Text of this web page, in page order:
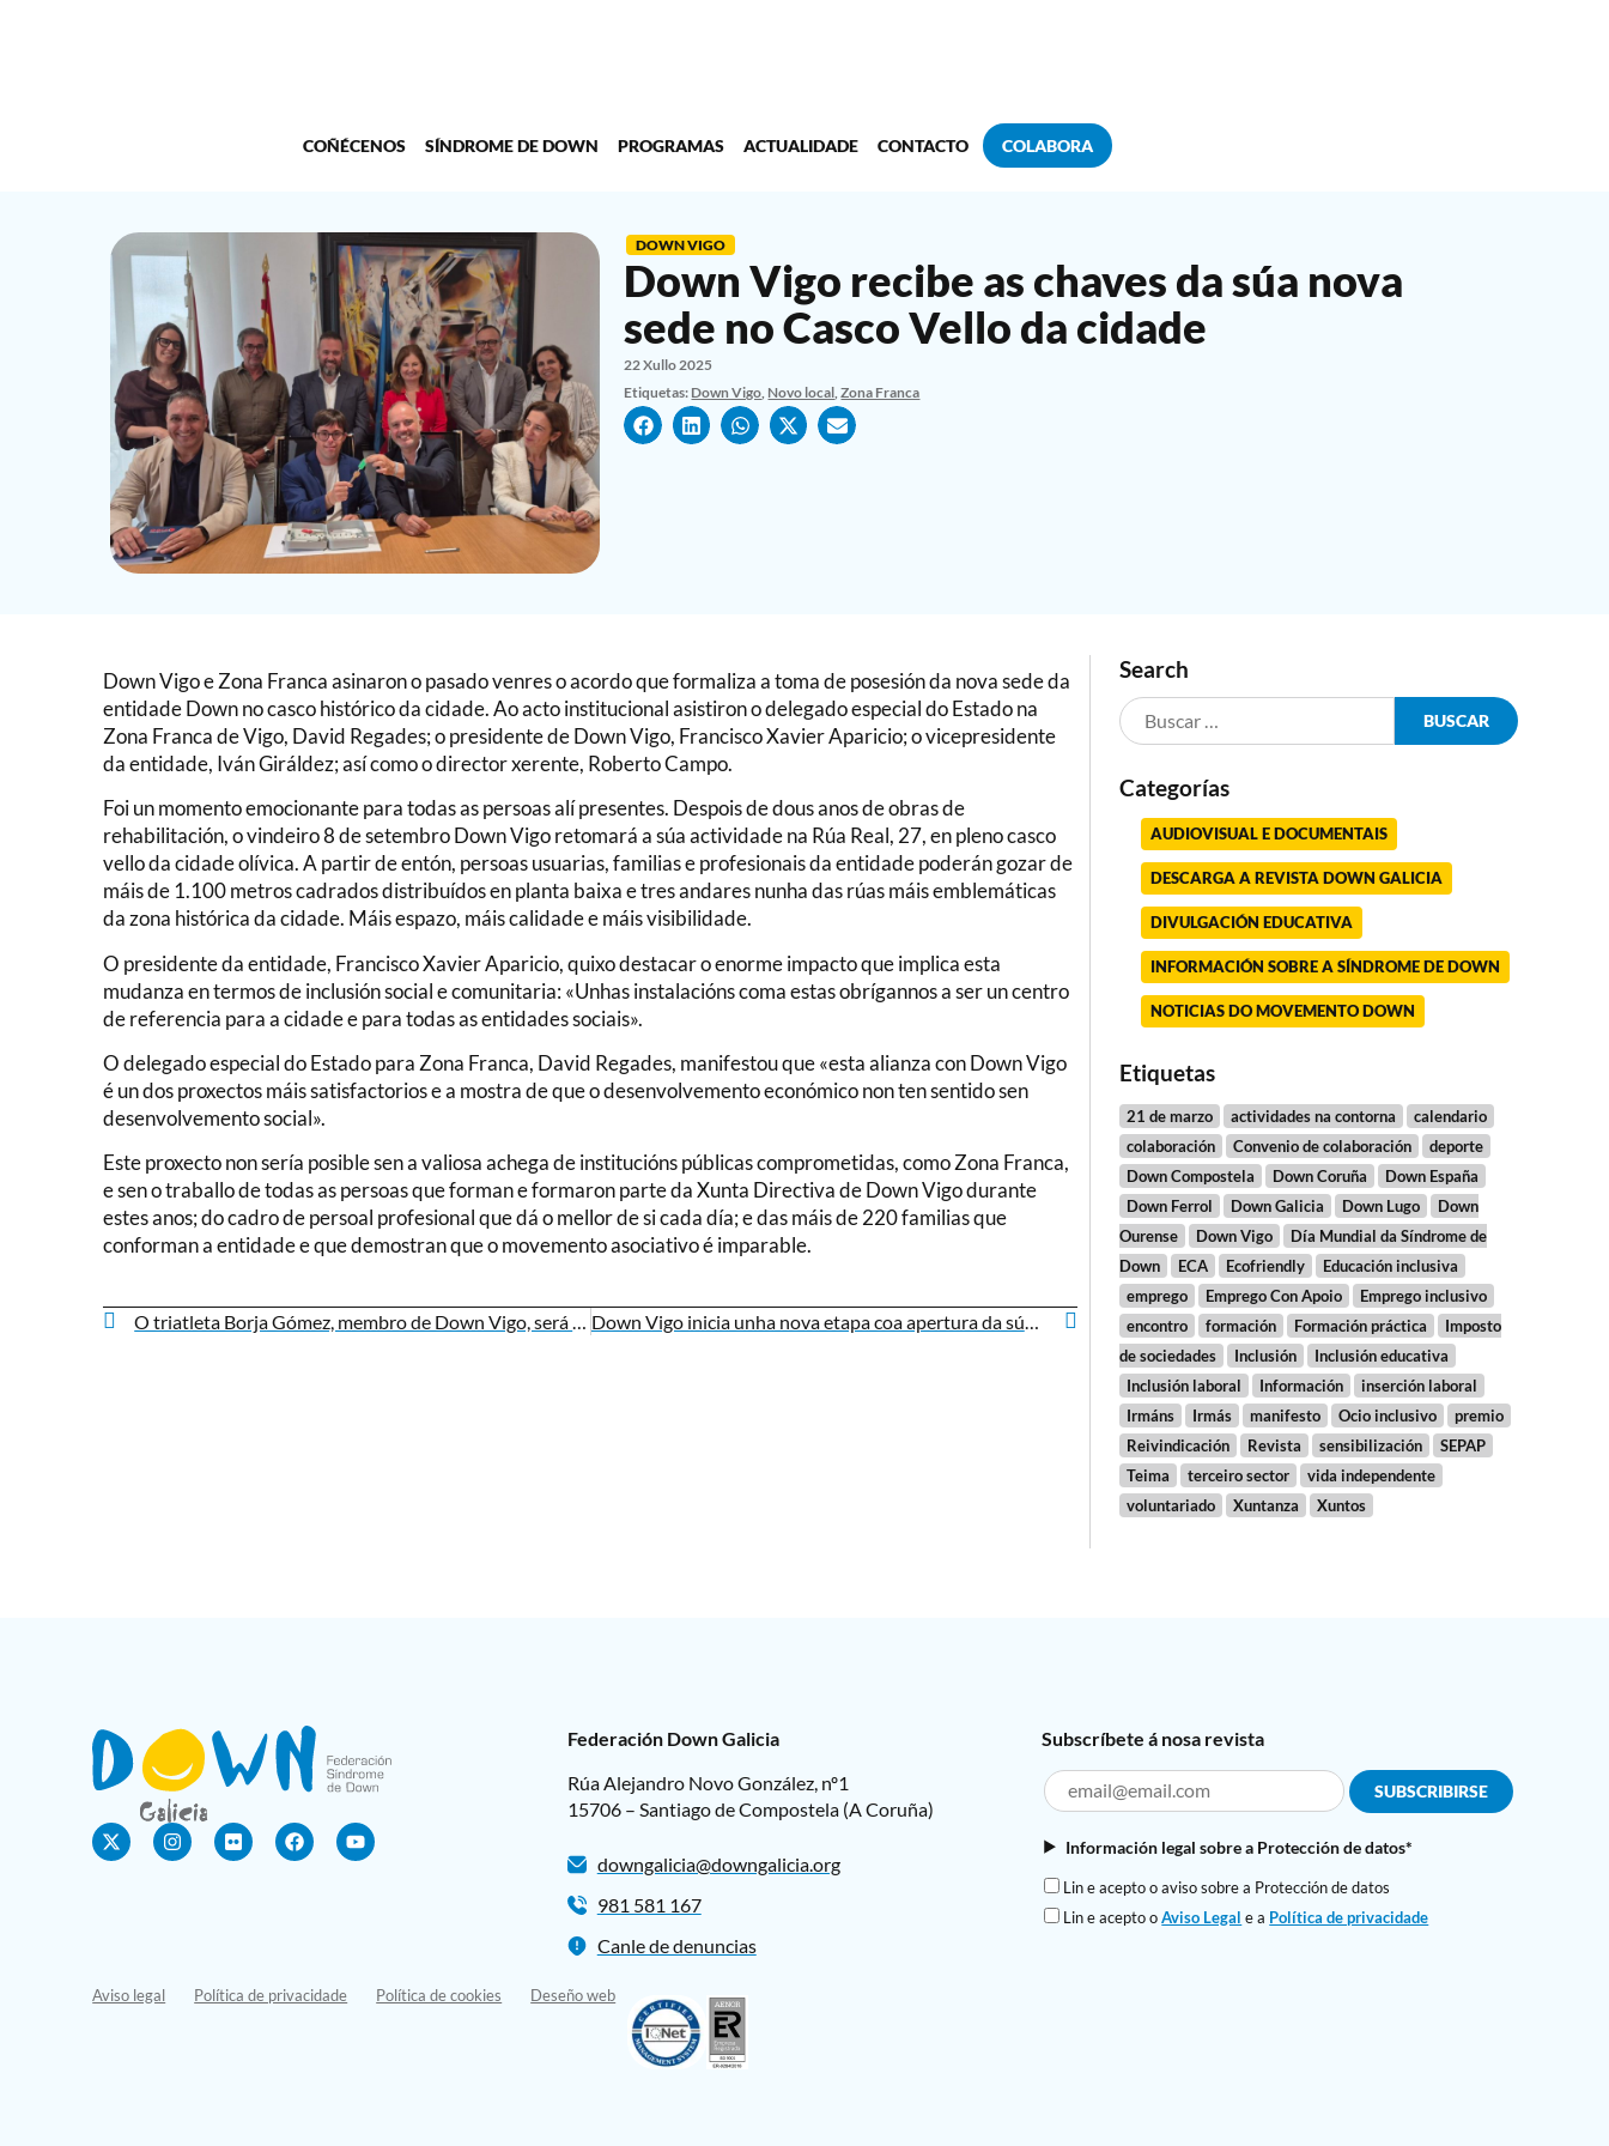
COÑÉCENOS SÍNDROME DE DOWN PROGRAMAS ACTUALIDADE CONTACTO COLABORA
DOWN VIGO
Down Vigo recibe as chaves da súa nova
sede no Casco Vello da cidade
22 Xullo 2025
Etiquetas: Down Vigo, Novo local,Zona Franca
Down Vigo e Zona Franca asinaron o pasado venres o acordo que formaliza a toma de posesión da nova sede da
entidade Down no casco histórico da cidade. Ao acto institucional asistiron o delegado especial do Estado na
Zona Franca de Vigo, David Regades; o presidente de Down Vigo, Francisco Xavier Aparicio; o vicepresidente
da entidade, Iván Giráldez; así como o director xerente, Roberto Campo.
Foi un momento emocionante para todas as persoas alí presentes. Despois de dous anos de obras de
rehabilitación, o vindeiro 8 de setembro Down Vigo retomará a súa actividade na Rúa Real, 27, en pleno casco
vello da cidade olívica. A partir de entón, persoas usuarias, familias e profesionais da entidade poderán gozar de
máis de 1.100 metros cadrados distribuídos en planta baixa e tres andares nunha das rúas máis emblemáticas
da zona histórica da cidade. Máis espazo, máis calidade e máis visibilidade.
O presidente da entidade, Francisco Xavier Aparicio, quixo destacar o enorme impacto que implica esta
mudanza en termos de inclusión social e comunitaria: «Unhas instalacións coma estas obrígannos a ser un centro
de referencia para a cidade e para todas as entidades sociais».
O delegado especial do Estado para Zona Franca, David Regades, manifestou que «esta alianza con Down Vigo
é un dos proxectos máis satisfactorios e a mostra de que o desenvolvemento económico non ten sentido sen
desenvolvemento social».
Este proxecto non sería posible sen a valiosa achega de institucións públicas comprometidas, como Zona Franca,
e sen o traballo de todas as persoas que forman e formaron parte da Xunta Directiva de Down Vigo durante
estes anos; do cadro de persoal profesional que dá o mellor de si cada día; e das máis de 220 familias que
conforman a entidade e que demostran que o movemento asociativo é imparable.
O triatleta Borja Gómez, membro de Down Vigo, será o pregoeiro das Festas do Corpus Christi de Ponteareas Down Vigo inicia unha nova etapa coa apertura da súa nova sede no Casco Vello da cidade
Search
Categorías
AUDIOVISUAL E DOCUMENTAIS
DESCARGA A REVISTA DOWN GALICIA
DIVULGACIÓN EDUCATIVA
INFORMACIÓN SOBRE A SÍNDROME DE DOWN
NOTICIAS DO MOVEMENTO DOWN
Etiquetas
21 de marzo actividades na contorna
calendario
colaboración
Convenio de colaboración
deporte
Down Compostela
Down Coruña
Down España
Down Ferrol
Down Galicia Down Lugo
Down
Ourense
Down Vigo
Día Mundial da Síndrome de
Down
ECA Ecofriendly
Educación inclusiva
emprego
Emprego Con Apoio
Emprego inclusivo
encontro
formación Formación práctica
Imposto
de sociedades
Inclusión
Inclusión educativa
Inclusión laboral
Información
inserción laboral
Irmáns
Irmás manifesto Ocio inclusivo
premio
Reivindicación
Revista sensibilización
SEPAP
Teima
terceiro sector
vida independente
voluntariado
Xuntanza Xuntos
Federación Down Galicia
Rúa Alejandro Novo González, nº1
15706 – Santiago de Compostela (A Coruña)
downgalicia@downgalicia.org
981 581 167
Canle de denuncias
Subscríbete á nosa revista
Información legal sobre a Protección de datos*
Lin e acepto o aviso sobre a Protección de datos
Lin e acepto oAviso Legal e a Política de privacidade
Aviso legal Política de privacidade Política de cookies Deseño web